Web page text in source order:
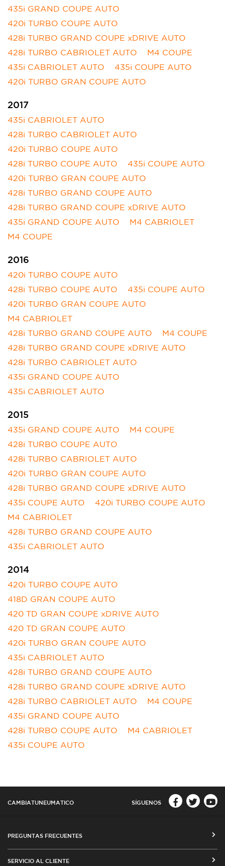
435i GRAND COUPE AUTO
420i TURBO COUPE AUTO
428i TURBO GRAND COUPE xDRIVE AUTO
428i TURBO CABRIOLET AUTO
M4 COUPE
435i CABRIOLET AUTO
435i COUPE AUTO
420i TURBO GRAN COUPE AUTO
2017
435i CABRIOLET AUTO
428i TURBO CABRIOLET AUTO
420i TURBO COUPE AUTO
428i TURBO COUPE AUTO
435i COUPE AUTO
420i TURBO GRAN COUPE AUTO
428i TURBO GRAND COUPE AUTO
428i TURBO GRAND COUPE xDRIVE AUTO
435i GRAND COUPE AUTO
M4 CABRIOLET
M4 COUPE
2016
420i TURBO COUPE AUTO
428i TURBO COUPE AUTO
435i COUPE AUTO
420i TURBO GRAN COUPE AUTO
M4 CABRIOLET
428i TURBO GRAND COUPE AUTO
M4 COUPE
428i TURBO GRAND COUPE xDRIVE AUTO
428i TURBO CABRIOLET AUTO
435i GRAND COUPE AUTO
435i CABRIOLET AUTO
2015
435i GRAND COUPE AUTO
M4 COUPE
428i TURBO COUPE AUTO
428i TURBO CABRIOLET AUTO
420i TURBO GRAN COUPE AUTO
428i TURBO GRAND COUPE xDRIVE AUTO
435i COUPE AUTO
420i TURBO COUPE AUTO
M4 CABRIOLET
428i TURBO GRAND COUPE AUTO
435i CABRIOLET AUTO
2014
420i TURBO COUPE AUTO
418D GRAN COUPE AUTO
420 TD GRAN COUPE xDRIVE AUTO
420 TD GRAN COUPE AUTO
420i TURBO GRAN COUPE AUTO
435i CABRIOLET AUTO
428i TURBO GRAND COUPE AUTO
428i TURBO GRAND COUPE xDRIVE AUTO
428i TURBO CABRIOLET AUTO
M4 COUPE
435i GRAND COUPE AUTO
428i TURBO COUPE AUTO
M4 CABRIOLET
435i COUPE AUTO
CAMBIATUNEUMATICO SÍGUENOS
PREGUNTAS FRECUENTES
SERVICIO AL CLIENTE